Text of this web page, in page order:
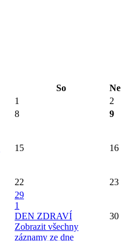
So
Ne
1
2
8 9
15 16
22 23
29
1
DEN ZDRAVÍ
Zobrazit všechny
záznamy ze dne
30